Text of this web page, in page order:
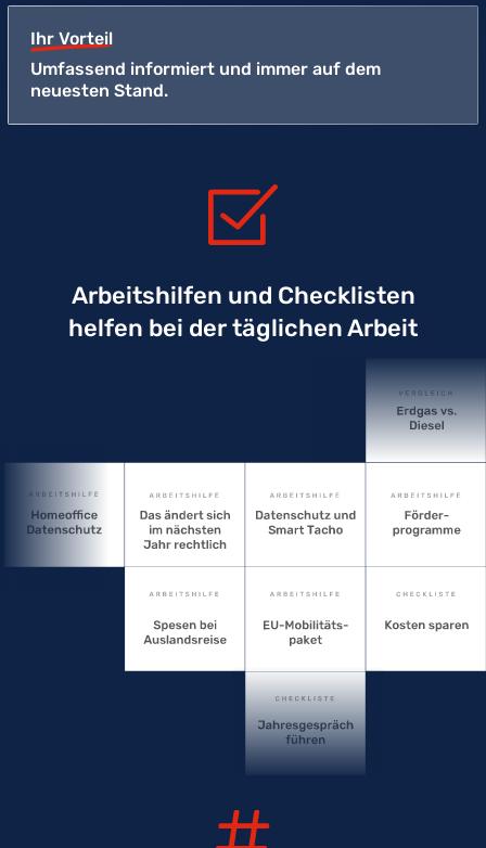
Ihr Vorteil
Umfassend informiert und immer auf dem
neuesten Stand.
Arbeitshilfen und Checklisten
helfen bei der täglichen Arbeit